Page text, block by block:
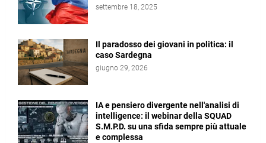
settembre 18, 2025
Il paradosso dei giovani in politica: il
caso Sardegna
giugno 29, 2026
IA e pensiero divergente nell'analisi di
intelligence: il webinar della SQUAD
S.M.P.D. su una sfida sempre più attuale
e complessa